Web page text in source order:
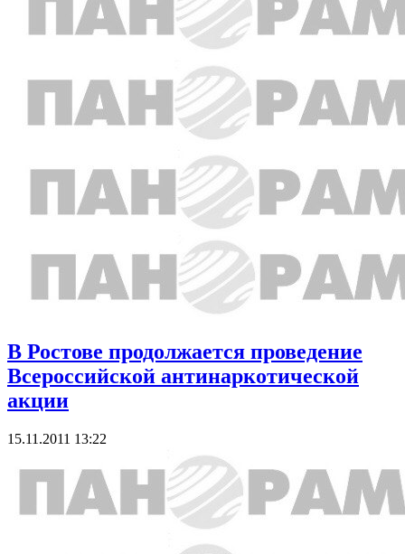
В Ростове продолжается проведение
Всероссийской антинаркотической
акции
15.11.2011 13:22